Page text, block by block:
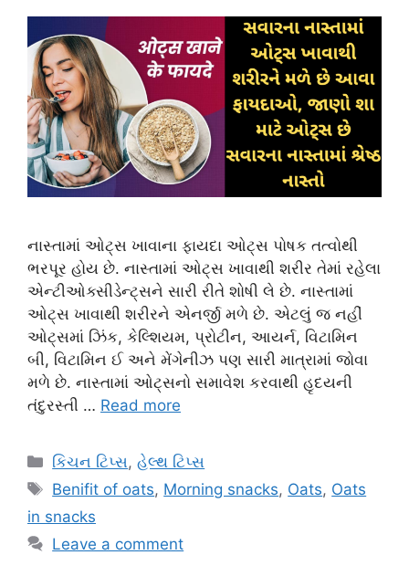
નાસ્તામાં ઓટ્સ ખાવાના ફાયદા ઓટ્સ પોષક તત્વોથી
ભરપૂર હોય છે. નાસ્તામાં ઓટ્સ ખાવાથી શરીર તેમાં રહેલા
એન્ટીઓક્સીડેન્ટ્સને સારી રીતે શોષી લે છે. નાસ્તામાં
ઓટ્સ ખાવાથી શરીરને એનર્જી મળે છે. એટલું જ નહીં
ઓટ્સમાં ઝિંક, કેલ્શિયમ, પ્રોટીન, આયર્ન, વિટામિન
બી, વિટામિન ઈ અને મેંગેનીઝ પણ સારી માત્રામાં જોવા
મળે છે. નાસ્તામાં ઓટ્સનો સમાવેશ કરવાથી હૃદયની
તંદુરસ્તી … Read more
Categories
કિચન ટિપ્સ,હેલ્થ ટિપ્સ
Tags
Benifit of oats, Morning snacks, Oats, Oats
in snacks
Leave a comment